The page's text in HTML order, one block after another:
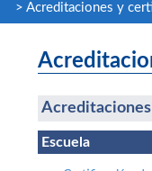
> Acreditaciones y
Escuela